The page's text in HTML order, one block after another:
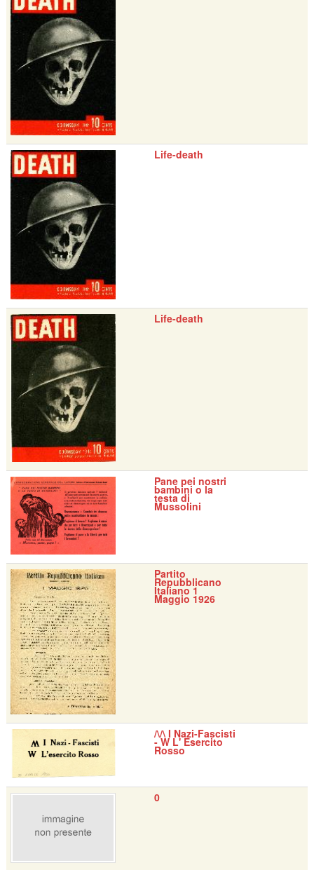
Life-death
Life-death
Pane pei nostri
bambini o la
testa di
Mussolini
Partito
Repubblicano
Italiano 1
Maggio 1926
/\/\ I Nazi-Fascisti
- W L' Esercito
Rosso
0